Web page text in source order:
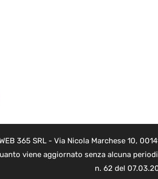
365 SRL - Via Nicola Marchese 10,
viene aggiornato senza alcuna
n. 62 del